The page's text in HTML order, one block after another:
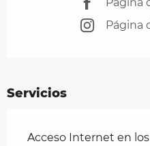
Página
Página
Servicios
Acceso Internet en